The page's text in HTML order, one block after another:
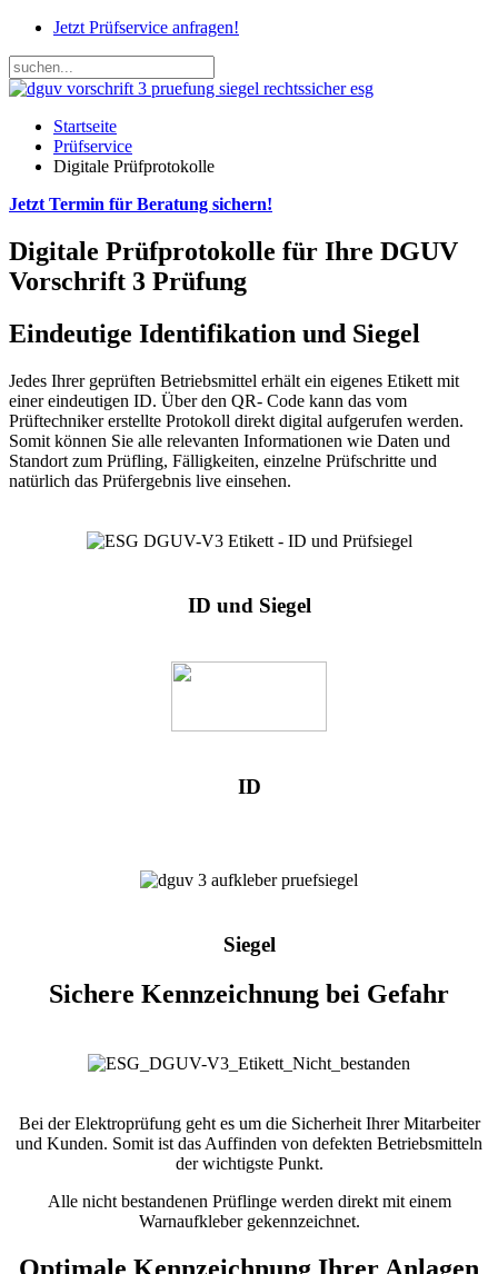
Jetzt Prüfservice anfragen!
Startseite
Prüfservice
Digitale Prüfprotokolle
Jetzt Termin für Beratung sichern!
Digitale Prüfprotokolle für Ihre DGUV
Vorschrift 3 Prüfung
Eindeutige Identifikation und Siegel
Jedes Ihrer geprüften Betriebsmittel erhält ein eigenes Etikett mit
einer eindeutigen ID. Über den QR- Code kann das vom
Prüftechniker erstellte Protokoll direkt digital aufgerufen werden.
Somit können Sie alle relevanten Informationen wie Daten und
Standort zum Prüfling, Fälligkeiten, einzelne Prüfschritte und
natürlich das Prüfergebnis live einsehen.
ID und Siegel
ID
Siegel
Sichere Kennzeichnung bei Gefahr
Bei der Elektroprüfung geht es um die Sicherheit Ihrer Mitarbeiter
und Kunden. Somit ist das Auffinden von defekten Betriebsmitteln
der wichtigste Punkt.
Alle nicht bestandenen Prüflinge werden direkt mit einem
Warnaufkleber gekennzeichnet.